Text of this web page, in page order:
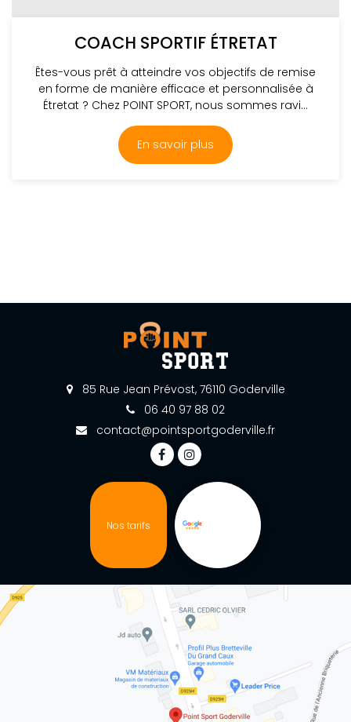
COACH SPORTIF ÉTRETAT
Êtes-vous prêt à atteindre vos objectifs de remise
en forme de manière efficace et personnalisée à
Étretat ? Chez POINT SPORT, nous sommes ravi...
En savoir plus
85 Rue Jean Prévost, 76110 Goderville
06 40 97 88 02
contact@pointsportgoderville.fr
Nos tarifs